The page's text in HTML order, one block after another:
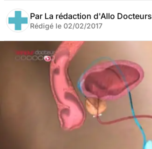
Par La rédaction d'Allo Docteurs
Rédigé le 02/02/2017